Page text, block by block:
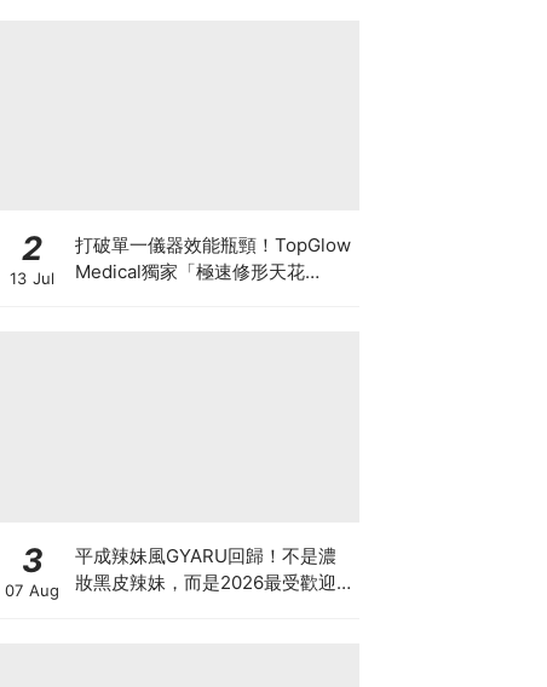
2
13 Jul
打破單一儀器效能瓶頸！TopGlow
Medical獨家「極速修形天花
3
07 Aug
平成辣妹風GYARU回歸！不是濃
妝黑皮辣妹，而是2026最受歡迎